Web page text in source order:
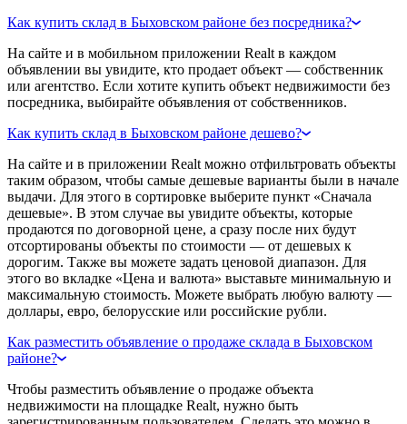
Как купить склад в Быховском районе без посредника?
На сайте и в мобильном приложении Realt в каждом
объявлении вы увидите, кто продает объект — собственник
или агентство. Если хотите купить объект недвижимости без
посредника, выбирайте объявления от собственников.
Как купить склад в Быховском районе дешево?
На сайте и в приложении Realt можно отфильтровать объекты
таким образом, чтобы самые дешевые варианты были в начале
выдачи. Для этого в сортировке выберите пункт «Сначала
дешевые». В этом случае вы увидите объекты, которые
продаются по договорной цене, а сразу после них будут
отсортированы объекты по стоимости — от дешевых к
дорогим. Также вы можете задать ценовой диапазон. Для
этого во вкладке «Цена и валюта» выставьте минимальную и
максимальную стоимость. Можете выбрать любую валюту —
доллары, евро, белорусские или российские рубли.
Как разместить объявление о продаже склада в Быховском
районе?
Чтобы разместить объявление о продаже объекта
недвижимости на площадке Realt, нужно быть